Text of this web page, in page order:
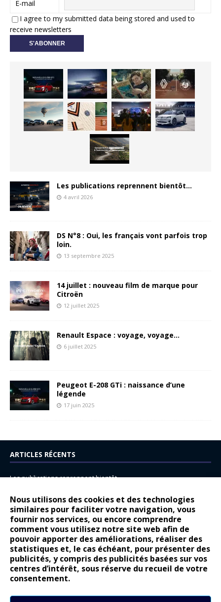
Nous utilisons des cookies et des technologies
similaires pour faciliter votre navigation, vous
fournir nos services, ou encore comprendre
comment vous utilisez notre site web afin de
pouvoir apporter des améliorations, réaliser des
statistiques et, le cas échéant, pour présenter des
publicités, y compris des publicités basées sur vos
centres d’intérêt, sous réserve du recueil de votre
consentement.
E-mail
I agree to my submitted data being stored and used to
receive newsletters
Les publications reprennent bientôt…
4 avril 2026
DS N°8 : Oui, les français vont parfois trop
loin.
13 septembre 2025
14 juillet : nouveau film de marque pour
Citroën
12 juillet 2025
Renault Espace : voyage, voyage…
6 juillet 2025
Peugeot E-208 GTi : naissance d’une
légende
17 juin 2025
ARTICLES RÉCENTS
Les publications reprennent bientôt…
14 juillet : nouveau film de marque pour Citroën
Renault Espace : voyage, voyage…
Peugeot E-208 GTi : naissance d’une légende
COMMENTAIRES RÉCENTS
Bernard Dardartdans
Gilly